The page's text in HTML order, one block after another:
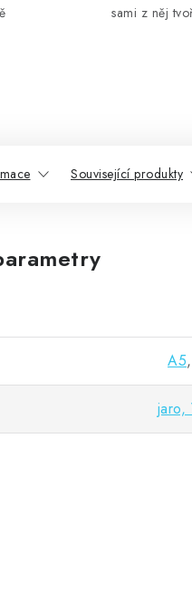
sami z něj
Související produkty
A5,
jaro,